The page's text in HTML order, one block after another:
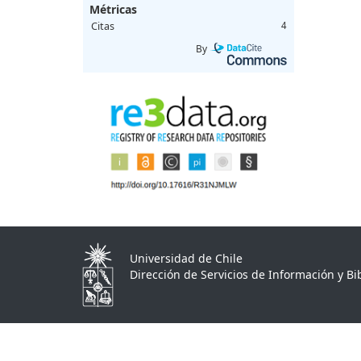
Métricas
Citas 4
By
Universidad de Chile
Dirección de Servicios de Información y